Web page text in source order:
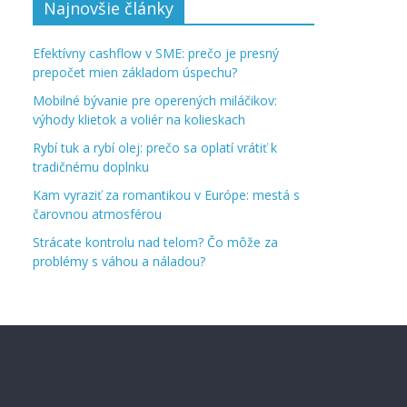
Najnovšie články
Efektívny cashflow v SME: prečo je presný
prepočet mien základom úspechu?
Mobilné bývanie pre operených miláčikov:
výhody klietok a voliér na kolieskach
Rybí tuk a rybí olej: prečo sa oplatí vrátiť k
tradičnému doplnku
Kam vyraziť za romantikou v Európe: mestá s
čarovnou atmosférou
Strácate kontrolu nad telom? Čo môže za
problémy s váhou a náladou?